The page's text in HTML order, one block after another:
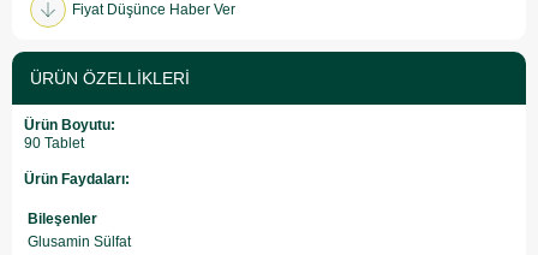
Fiyat Düşünce Haber Ver
ÜRÜN ÖZELLIKLERI
Ürün Boyutu:
90 Tablet
Ürün Faydaları:
Bileşenler
Glusamin Sülfat